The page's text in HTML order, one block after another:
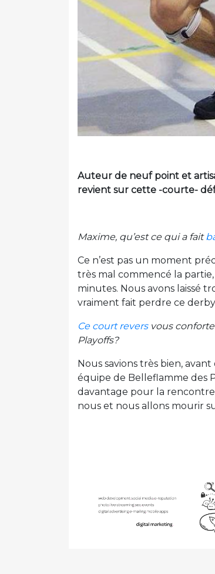
Auteur de neuf point et
revient sur cette -courte-
Maxime, qu’est ce qui a fait
Ce n’est pas un moment
très mal commencé la partie,
minutes. Nous avons laissé
vraiment fait perdre ce
Ce court reversvous
Playoffs?
Nous savions très bien,
équipe de Belleflamme des
davantage pour la
nous et nous allons mourir